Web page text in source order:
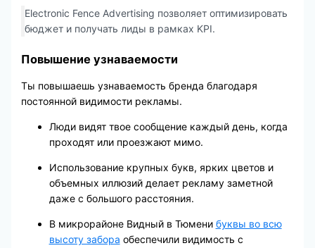
Electronic Fence Advertising позволяет оптимизировать
бюджет и получать лиды в рамках KPI.
Повышение узнаваемости
Ты повышаешь узнаваемость бренда благодаря
постоянной видимости рекламы.
Люди видят твое сообщение каждый день, когда
проходят или проезжают мимо.
Использование крупных букв, ярких цветов и
объемных иллюзий делает рекламу заметной
даже с большого расстояния.
В микрорайоне Видный в Тюмени буквы во всю
высоту забора обеспечили видимость с